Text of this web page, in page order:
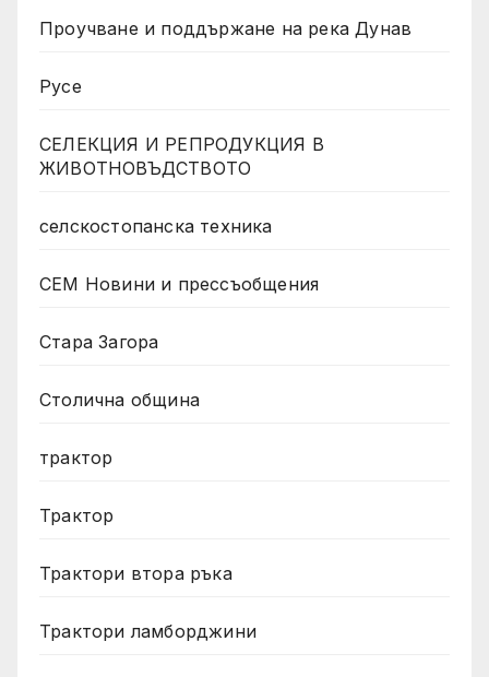
Проучване и поддържане на река Дунав
Русе
СЕЛЕКЦИЯ И РЕПРОДУКЦИЯ В
ЖИВОТНОВЪДСТВОТО
селскостопанска техника
СЕМ Новини и прессъобщения
Стара Загора
Столична община
трактор
Трактор
Трактори втора ръка
Трактори ламборджини